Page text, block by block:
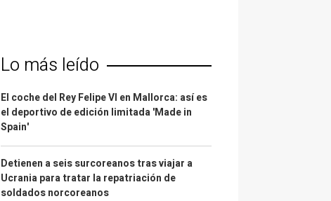
Lo más leído
El coche del Rey Felipe VI en Mallorca: así es
el deportivo de edición limitada 'Made in
Spain'
Detienen a seis surcoreanos tras viajar a
Ucrania para tratar la repatriación de
soldados norcoreanos